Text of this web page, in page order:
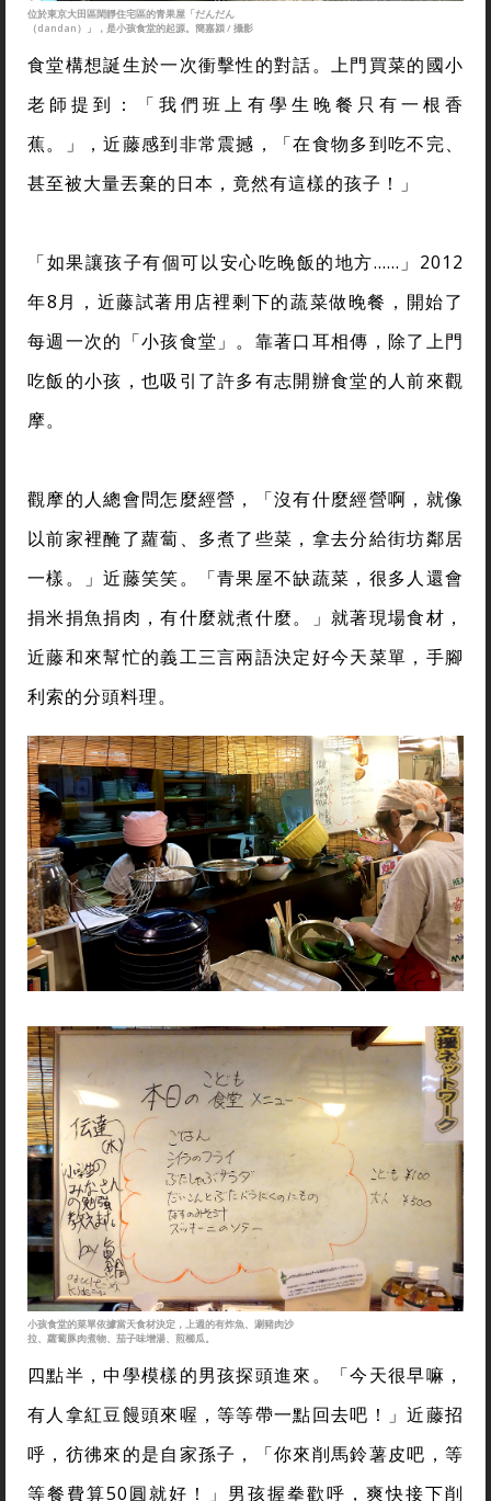
位於東京大田區閑靜住宅區的青果屋「だんだん
（dandan）」，是小孩食堂的起源。簡嘉潁 / 攝影
食堂構想誕生於一次衝擊性的對話。上門買菜的國小
老師提到：「我們班上有學生晚餐只有一根香
蕉。」，近藤感到非常震撼，「在食物多到吃不完、
甚至被大量丟棄的日本，竟然有這樣的孩子！」
「如果讓孩子有個可以安心吃晚飯的地方......」2012
年8月，近藤試著用店裡剩下的蔬菜做晚餐，開始了
每週一次的「小孩食堂」。靠著口耳相傳，除了上門
吃飯的小孩，也吸引了許多有志開辦食堂的人前來觀
摩。
觀摩的人總會問怎麼經營，「沒有什麼經營啊，就像
以前家裡醃了蘿蔔、多煮了些菜，拿去分給街坊鄰居
一樣。」近藤笑笑。「青果屋不缺蔬菜，很多人還會
捐米捐魚捐肉，有什麼就煮什麼。」就著現場食材，
近藤和來幫忙的義工三言兩語決定好今天菜單，手腳
利索的分頭料理。
小孩食堂的菜單依據當天食材決定，上週的有炸魚、涮豬肉沙
拉、蘿蔔豚肉煮物、茄子味增湯、煎櫛瓜。
四點半，中學模樣的男孩探頭進來。「今天很早嘛，
有人拿紅豆饅頭來喔，等等帶一點回去吧！」近藤招
呼，彷彿來的是自家孫子，「你來削馬鈴薯皮吧，等
等餐費算50圓就好！」男孩握拳歡呼，爽快接下削